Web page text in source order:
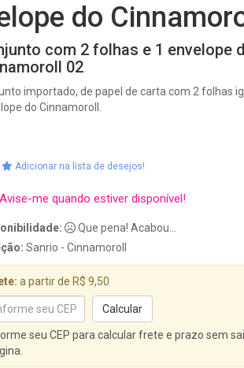
do
com 2 folhas e 1 envelope
02
importado, de papel de carta com 2 folhas
do Cinnamoroll.
Adicionar na lista de desejos!
Avise-me quando estiver disponível!
Que pena! Acabou...
Sanrio - Cinnamoroll
a partir de R$ 9,50
seu CEP para calcular frete e prazo sem